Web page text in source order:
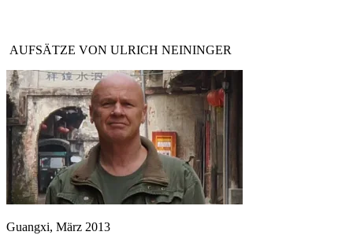
AUFSÄTZE VON ULRICH NEININGER
Guangxi, März 2013